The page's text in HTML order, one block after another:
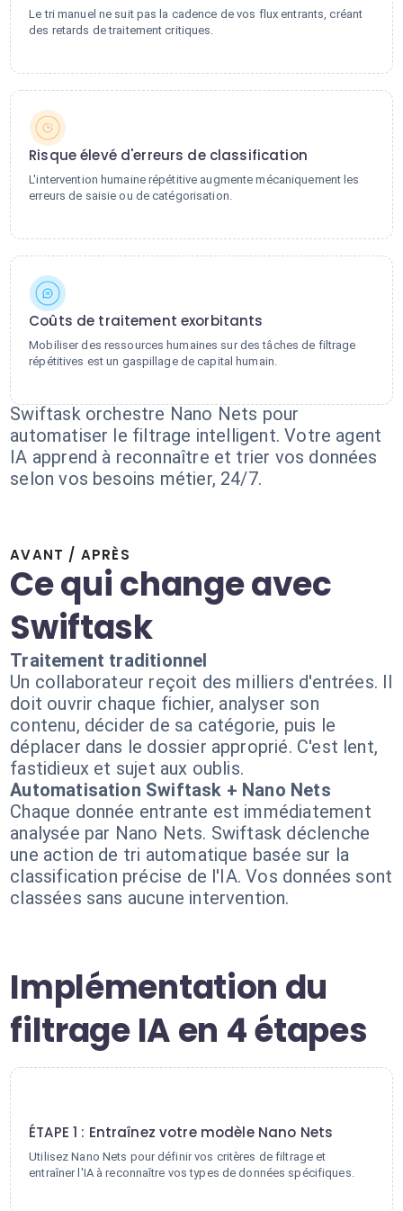
Le tri manuel ne suit pas la cadence de vos flux entrants, créant
des retards de traitement critiques.
Risque élevé d'erreurs de classification
L'intervention humaine répétitive augmente mécaniquement les
erreurs de saisie ou de catégorisation.
Coûts de traitement exorbitants
Mobiliser des ressources humaines sur des tâches de filtrage
répétitives est un gaspillage de capital humain.
Swiftask orchestre Nano Nets pour
automatiser le filtrage intelligent. Votre agent
IA apprend à reconnaître et trier vos données
selon vos besoins métier, 24/7.
AVANT / APRÈS
Ce qui change avec
Swiftask
Traitement traditionnel
Un collaborateur reçoit des milliers d'entrées. Il
doit ouvrir chaque fichier, analyser son
contenu, décider de sa catégorie, puis le
déplacer dans le dossier approprié. C'est lent,
fastidieux et sujet aux oublis.
Automatisation Swiftask + Nano Nets
Chaque donnée entrante est immédiatement
analysée par Nano Nets. Swiftask déclenche
une action de tri automatique basée sur la
classification précise de l'IA. Vos données sont
classées sans aucune intervention.
Implémentation du
filtrage IA en 4 étapes
ÉTAPE 1 : Entraînez votre modèle Nano Nets
Utilisez Nano Nets pour définir vos critères de filtrage et
entraîner l'IA à reconnaître vos types de données spécifiques.